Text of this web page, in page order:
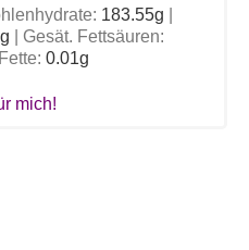
183.55g
g
Gesät. Fettsäuren:
0.01g
mich!